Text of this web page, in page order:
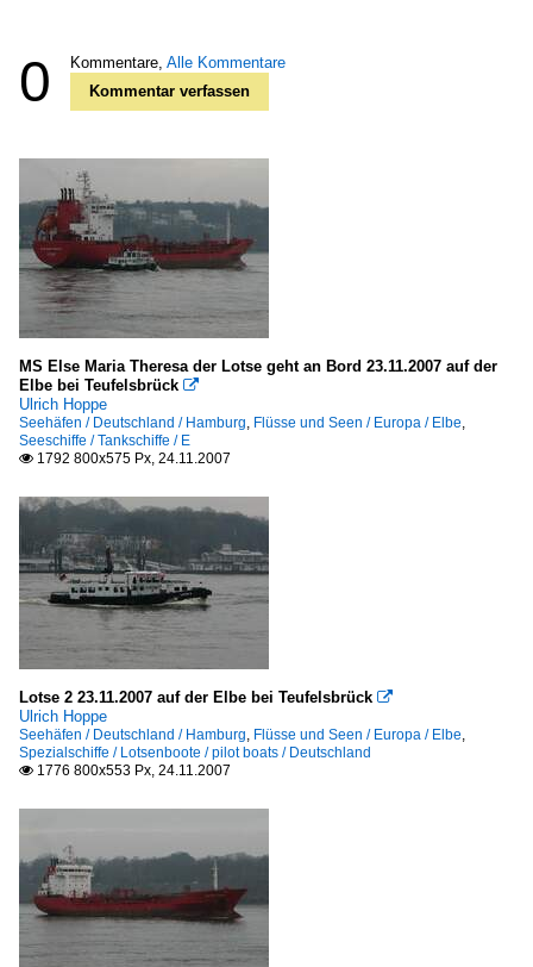
0 Kommentare, Alle Kommentare
Kommentar verfassen
MS Else Maria Theresa der Lotse geht an Bord 23.11.2007 auf der
Elbe bei Teufelsbrück 
Ulrich Hoppe
Seehäfen / Deutschland / Hamburg, Flüsse und Seen / Europa / Elbe,
Seeschiffe / Tankschiffe / E
 1792 800x575 Px, 24.11.2007
Lotse 2 23.11.2007 auf der Elbe bei Teufelsbrück 
Ulrich Hoppe
Seehäfen / Deutschland / Hamburg, Flüsse und Seen / Europa / Elbe,
Spezialschiffe / Lotsenboote / pilot boats / Deutschland
 1776 800x553 Px, 24.11.2007